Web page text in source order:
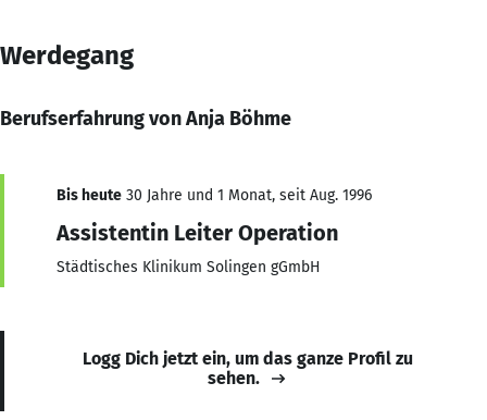
Werdegang
Berufserfahrung von Anja Böhme
Bis heute 30 Jahre und 1 Monat, seit Aug. 1996
Assistentin Leiter Operation
Städtisches Klinikum Solingen gGmbH
Logg Dich jetzt ein, um das ganze Profil zu
sehen.